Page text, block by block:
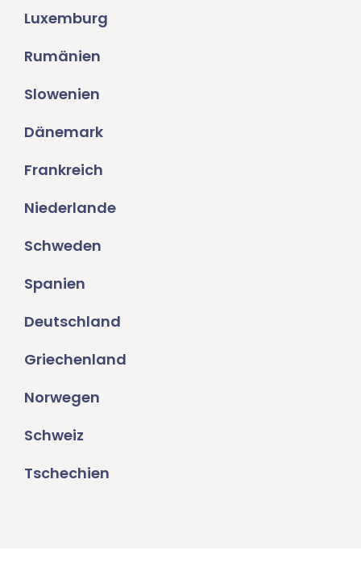
Luxemburg
Rumänien
Slowenien
Dänemark
Frankreich
Niederlande
Schweden
Spanien
Deutschland
Griechenland
Norwegen
Schweiz
Tschechien